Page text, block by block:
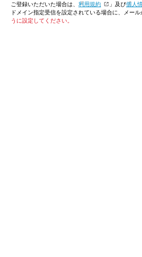
ご登録いただいた場合は、「利用規約 」及び「個人
ドメイン指定受信を設定されている場合に、メー
うに設定してください。